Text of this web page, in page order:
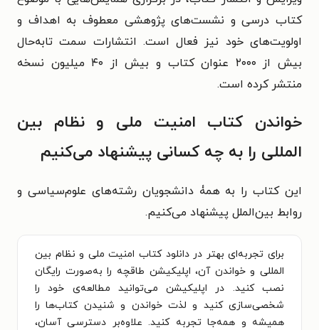
کتاب درسی و نشست‌های پژوهشی معطوف به اهداف و
اولویت‌های خود نیز فعال است. انتشارات سمت تابه‌حال
بیش از ۲۰۰۰ عنوان کتاب و بیش از ۴۰ میلیون نسخه
منتشر کرده است.
خواندن کتاب امنیت ملی و نظام بین
المللی را به چه کسانی پیشنهاد می‌کنیم
این کتاب را به همۀ دانشجویان رشته‌های علوم‌سیاسی و
روابط بین‌الملل پیشنهاد می‌کنیم.
برای تجربه‌ای بهتر در دانلود کتاب امنیت ملی و نظام بین
المللی و خواندن آن، اپلیکیشن طاقچه را به‌صورت رایگان
نصب کنید. در اپلیکیشن می‌توانید مطالعه‌ی خود را
شخصی‌سازی کنید و لذت خواندن و شنیدن کتاب‌ها را
همیشه و همه‌جا تجربه کنید. علاوه‌بر دسترسی آسان،